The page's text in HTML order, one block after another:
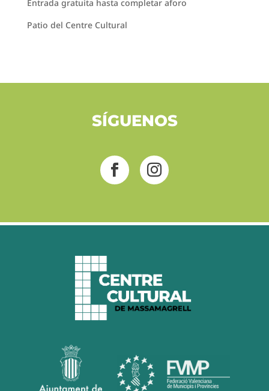
Entrada gratuita hasta completar aforo
Patio del Centre Cultural
SÍGUENOS